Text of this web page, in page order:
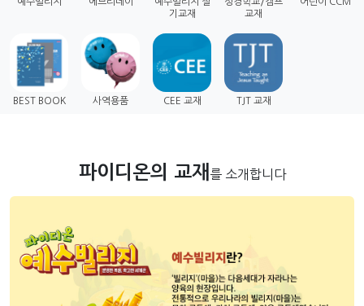
기교재
교재
BEST BOOK 사역용품 CEE 교재 TJT 교재
파이디온의 교재 를 소개합니다